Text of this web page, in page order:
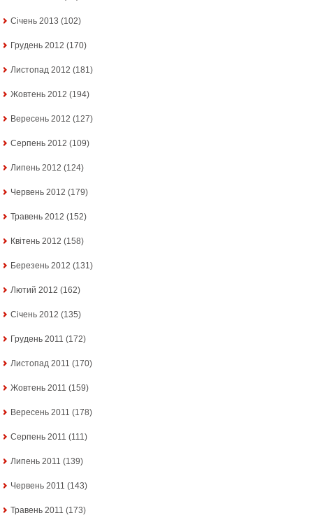
Січень 2013 (102)
Грудень 2012 (170)
Листопад 2012 (181)
Жовтень 2012 (194)
Вересень 2012 (127)
Серпень 2012 (109)
Липень 2012 (124)
Червень 2012 (179)
Травень 2012 (152)
Квітень 2012 (158)
Березень 2012 (131)
Лютий 2012 (162)
Січень 2012 (135)
Грудень 2011 (172)
Листопад 2011 (170)
Жовтень 2011 (159)
Вересень 2011 (178)
Серпень 2011 (111)
Липень 2011 (139)
Червень 2011 (143)
Травень 2011 (173)